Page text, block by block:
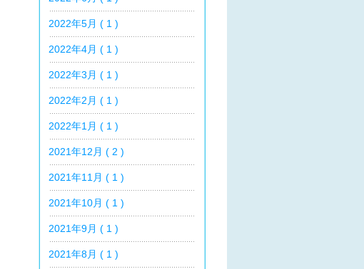
2022年5月 ( 1 )
2022年4月 ( 1 )
2022年3月 ( 1 )
2022年2月 ( 1 )
2022年1月 ( 1 )
2021年12月 ( 2 )
2021年11月 ( 1 )
2021年10月 ( 1 )
2021年9月 ( 1 )
2021年8月 ( 1 )